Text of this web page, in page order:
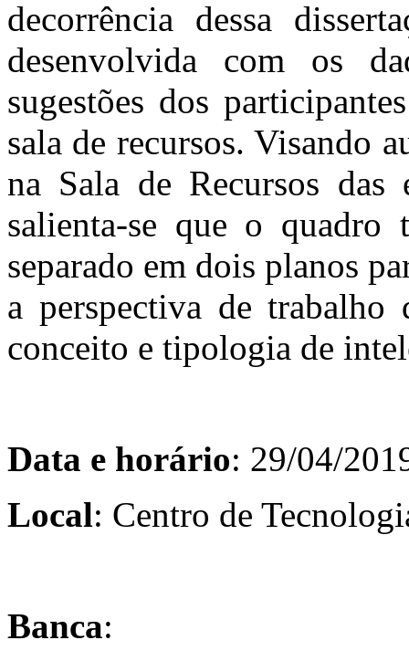
decorrência dessa
desenvolvida com os
sugestões dos
sala de recursos. Visando
na Sala de Recursos das
salienta-se que o
separado em dois planos
a perspectiva de
conceito e tipologia de
Data e horário: 29/04/
Local: Centro de
Banca: